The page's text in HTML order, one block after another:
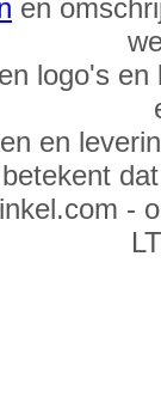
en
logo's
en
-